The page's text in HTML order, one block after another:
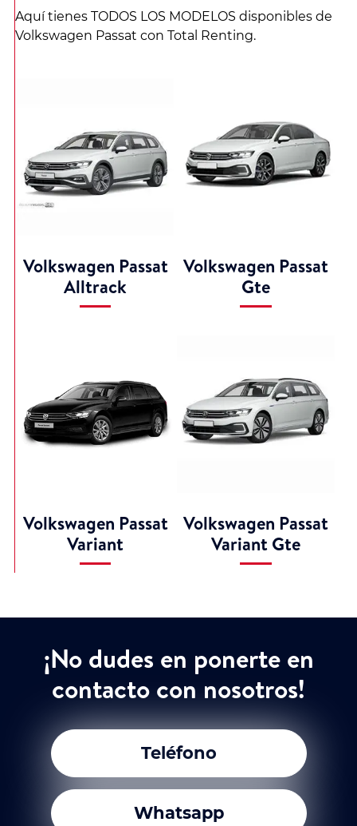
Aquí tienes TODOS LOS MODELOS disponibles de
Volkswagen Passat con Total Renting.
Volkswagen Passat
Alltrack
Volkswagen Passat
Gte
Volkswagen Passat
Variant
Volkswagen Passat
Variant Gte
¡No dudes en ponerte en
contacto con nosotros!
Teléfono
Whatsapp